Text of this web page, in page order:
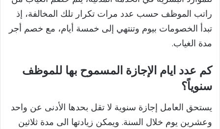
راتب الموظف حسب عدد مرات تكرار تلك المخالفة، إذ
تبدأ الخصومات بيوم وتنتهي إلى خمسة أيام، مع خصم أجر
مدة الغياب.
كم عدد ايام الإجازة المسموح بها للموظف
سنوياً؟
يستحق العامل إجازة سنوية لا تقل بحدها الأدنى عن واحد
وعشرين يوم خلال السنة. ويمكن زيادتها الى مدة ثلاثين